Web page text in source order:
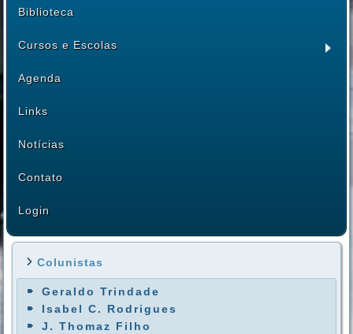
Biblioteca
Cursos e Escolas
Agenda
Links
Notícias
Contato
Login
Colunistas
Geraldo Trindade
Isabel C. Rodrigues
J. Thomaz Filho